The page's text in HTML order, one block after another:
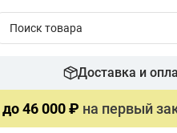
Доставка и
до 46 000 ₽ на первый